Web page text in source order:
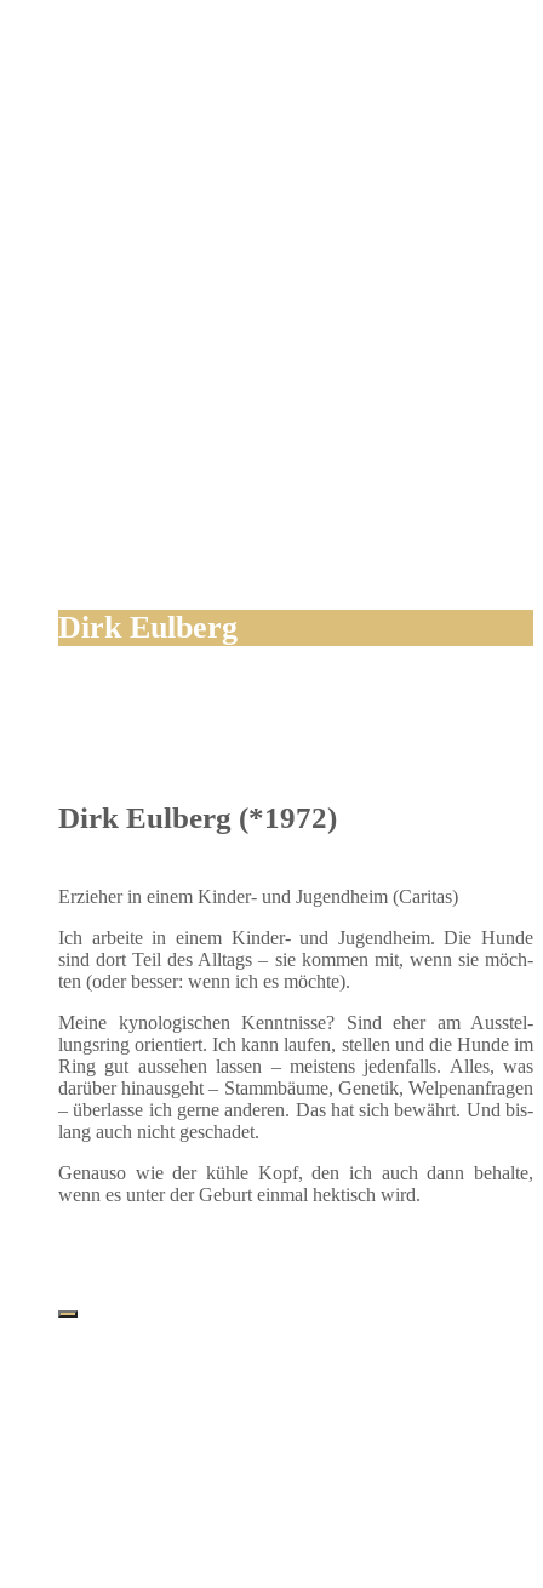
Dirk Eulberg
Dirk Eulberg (*1972)
Erzie­her in einem Kin­der- und Jugend­heim (Cari­tas)
Ich arbei­te in einem Kin­der- und Jugend­heim. Die Hun­de
sind dort Teil des All­tags – sie kom­men mit, wenn sie möch­
ten (oder bes­ser: wenn ich es möchte).
Mei­ne kyno­lo­gi­schen Kennt­nis­se? Sind eher am Aus­stel­
lungs­ring ori­en­tiert. Ich kann lau­fen, stel­len und die Hun­de im
Ring gut aus­se­hen las­sen – meis­tens jeden­falls. Alles, was
dar­über hin­aus­geht – Stamm­bäu­me, Gene­tik, Wel­pen­an­fra­gen
– über­las­se ich ger­ne ande­ren. Das hat sich bewährt. Und bis­
lang auch nicht geschadet.
Genau­so wie der küh­le Kopf, den ich auch dann behal­te,
wenn es unter der Geburt ein­mal hek­tisch wird.